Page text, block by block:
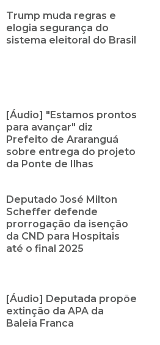
Trump muda regras e
elogia segurança do
sistema eleitoral do Brasil
[Áudio] "Estamos prontos
para avançar" diz
Prefeito de Araranguá
sobre entrega do projeto
da Ponte de Ilhas
Deputado José Milton
Scheffer defende
prorrogação da isenção
da CND para Hospitais
até o final 2025
[Áudio] Deputada propõe
extinção da APA da
Baleia Franca